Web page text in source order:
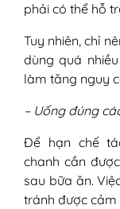
phải có thể hỗ
Tuy nhiên, chỉ
dùng quá
làm tăng nguy
– Uống đúng
Để hạn chế
chanh cần
sau bữa ăn.
tránh được